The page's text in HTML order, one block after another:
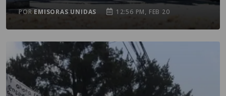
POR EMISORAS UNIDAS 12:56 PM, FEB 20